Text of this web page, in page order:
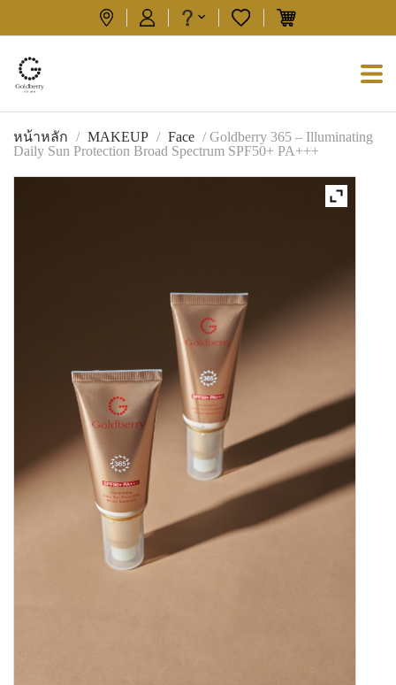
หน้าหลัก / MAKEUP / Face / Goldberry 365 – Illuminating
Daily Sun Protection Broad Spectrum SPF50+ PA+++